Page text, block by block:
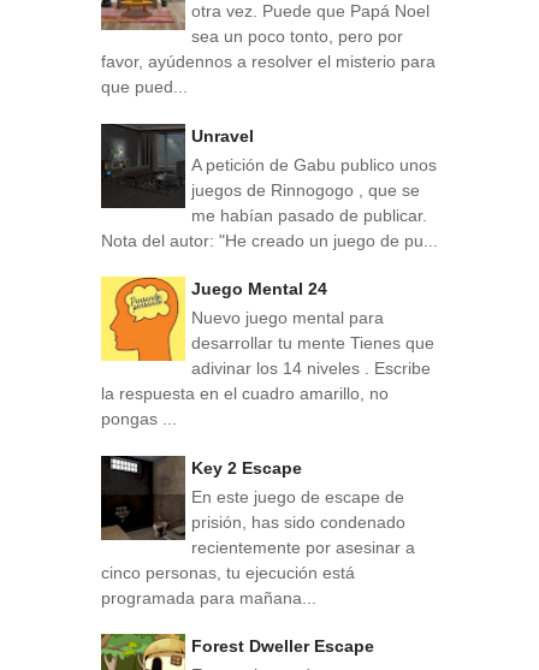
otra vez. Puede que Papá Noel
sea un poco tonto, pero por
favor, ayúdennos a resolver el misterio para
que pued...
Unravel
A petición de Gabu publico unos
juegos de Rinnogogo , que se
me habían pasado de publicar.
Nota del autor: "He creado un juego de pu...
Juego Mental 24
Nuevo juego mental para
desarrollar tu mente Tienes que
adivinar los 14 niveles . Escribe
la respuesta en el cuadro amarillo, no
pongas ...
Key 2 Escape
En este juego de escape de
prisión, has sido condenado
recientemente por asesinar a
cinco personas, tu ejecución está
programada para mañana...
Forest Dweller Escape